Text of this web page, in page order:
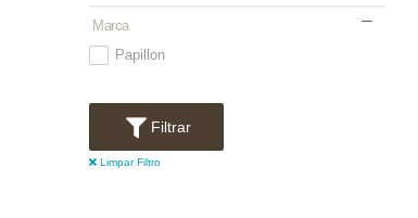
Marca
Papillon
Filtrar
Limpar Filtro